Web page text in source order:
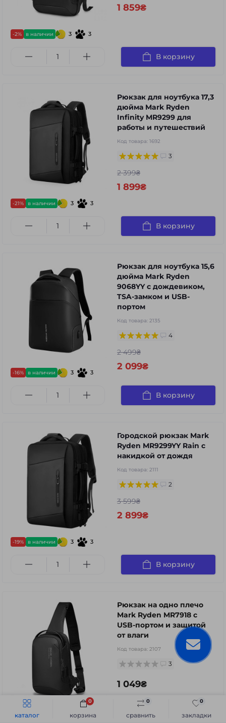
каталог сравнить
0
закладки
0
корзина
0
Быстрый заказ В корзину
-2% в наличии 3 3
1 859₴
В корзину
-21% в наличии 3 3
Рюкзак для ноутбука 17,3
дюйма Mark Ryden
Infinity MR9299 для
работы и путешествий
Код товара: 1692
3
2 399₴
1 899₴
В корзину
-16% в наличии 3 3
Рюкзак для ноутбука 15,6
дюйма Mark Ryden
9068YY с дождевиком,
TSA-замком и USB-
портом
Код товара: 2135
4
2 499₴
2 099₴
В корзину
-19% в наличии 3 3
Городской рюкзак Mark
Ryden MR9299YY Rain с
накидкой от дождя
Код товара: 2111
2
3 599₴
2 899₴
В корзину
Рюкзак на одно плечо
Mark Ryden MR7918 с
USB-портом и защитой
от влаги
Код товара: 2107
3
1 049₴